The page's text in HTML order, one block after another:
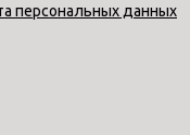
персональных данных